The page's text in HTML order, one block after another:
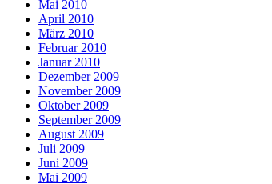
Mai 2010
April 2010
März 2010
Februar 2010
Januar 2010
Dezember 2009
November 2009
Oktober 2009
September 2009
August 2009
Juli 2009
Juni 2009
Mai 2009